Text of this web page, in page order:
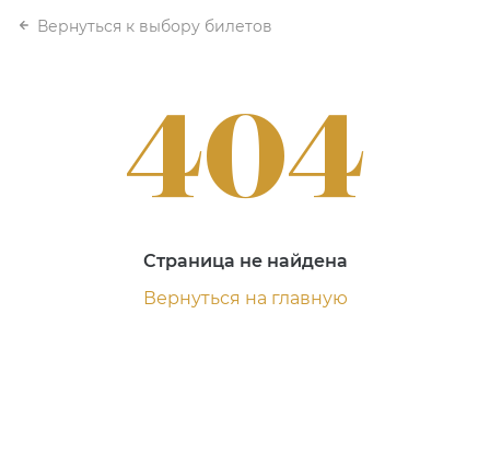
Вернуться к выбору билетов
404
Страница не найдена
Вернуться на главную